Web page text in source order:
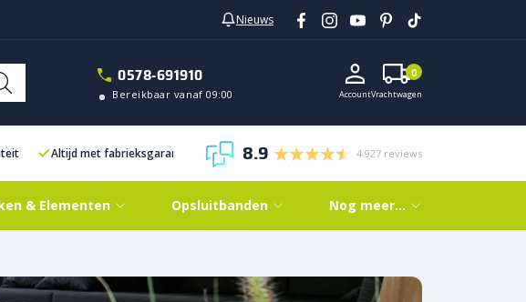
Nieuws
0578-691910
Bereikbaar vanaf 09:00 AccountVrachtwagen
0
Altijd met fabrieksgarantie 8.9 4.927 reviews
& Elementen Opsluitbanden Nog meer…